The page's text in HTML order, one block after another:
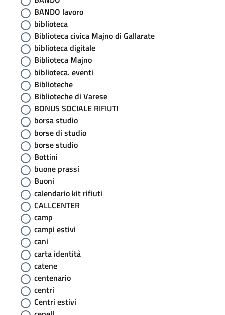
BANDO lavoro
biblioteca
Biblioteca civica Majno di Gallarate
biblioteca digitale
Biblioteca Majno
biblioteca. eventi
Biblioteche
Biblioteche di Varese
BONUS SOCIALE RIFIUTI
borsa studio
borse di studio
borse studio
Bottini
buone prassi
Buoni
calendario kit rifiuti
CALLCENTER
camp
campi estivi
cani
carta identità
catene
centenario
centri
Centri estivi